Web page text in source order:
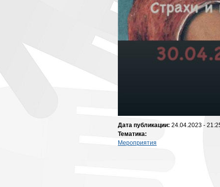
Дата публикации: 24.04.2023 -
Тематика:
Мероприятия